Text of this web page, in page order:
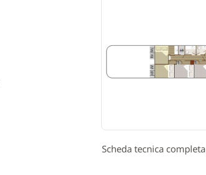
Scheda tecnica completa